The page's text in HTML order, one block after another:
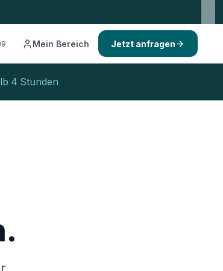
Mein Bereich Jetzt anfragen
4 Stunden